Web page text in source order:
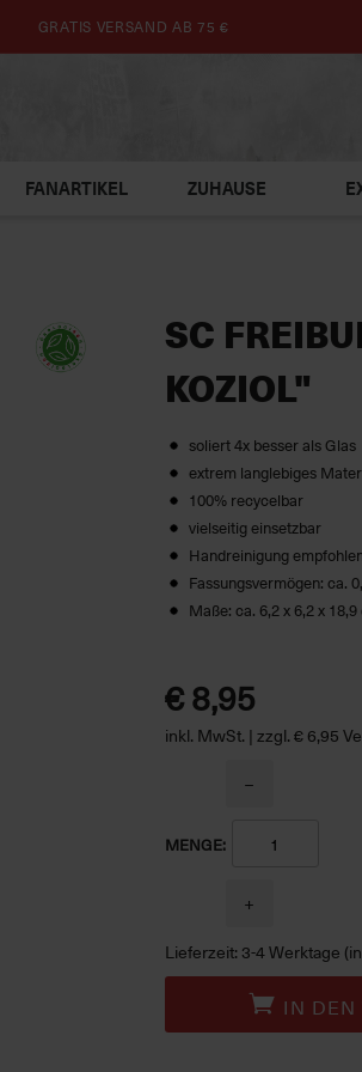
GRATIS VERSAND AB 75 €
FANARTIKEL ZUHAUSE
SC
KOZIOL"
soliert 4x besser als Glas
extrem langlebiges
100% recycelbar
vielseitig einsetzbar
Handreinigung
Fassungsvermögen: ca.
Maße: ca. 6,2 x 6,2 x 18,9
€ 8,95
inkl. MwSt. | zzgl. € 6,95
MENGE:
−
+
Lieferzeit: 3-4 Werktage
IN DEN